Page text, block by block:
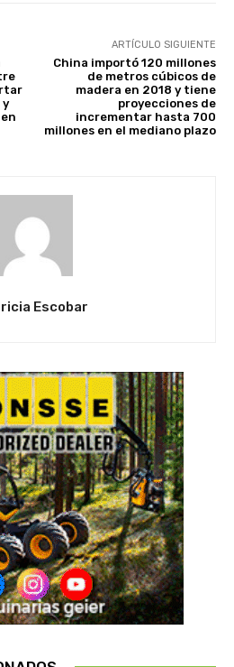
y
ARTÍCULO SIGUIENTE
China importó 120 millones
de metros cúbicos de
madera en 2018 y tiene
proyecciones de
incrementar hasta 700
millones en el mediano plazo
Escobar